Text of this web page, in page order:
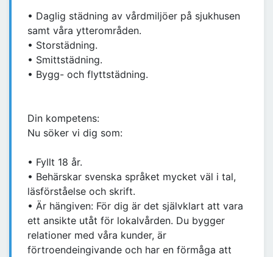
• Daglig städning av vårdmiljöer på sjukhusen
samt våra ytterområden.
• Storstädning.
• Smittstädning.
• Bygg- och flyttstädning.
Din kompetens:
Nu söker vi dig som:
• Fyllt 18 år.
• Behärskar svenska språket mycket väl i tal,
läsförståelse och skrift.
• Är hängiven: För dig är det självklart att vara
ett ansikte utåt för lokalvården. Du bygger
relationer med våra kunder, är
förtroendeingivande och har en förmåga att